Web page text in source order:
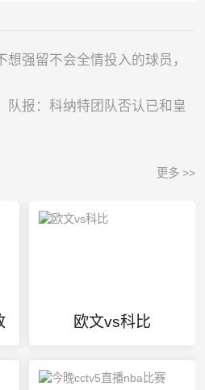
想强留不会全情投入的球员，
队报：科纳特团队否认已和皇
更多 >>
欧文vs科比